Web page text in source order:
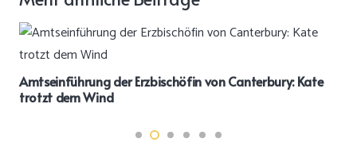
Amtseinführung der Erzbischöfin von Canterbury: Kate
trotzt dem Wind